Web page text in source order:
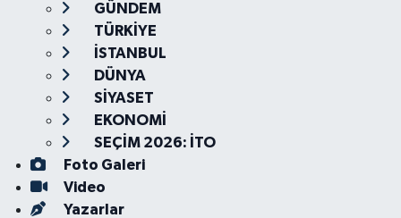
GÜNDEM
TÜRKİYE
İSTANBUL
DÜNYA
SİYASET
EKONOMİ
SEÇİM 2026: İTO
Foto Galeri
Video
Yazarlar